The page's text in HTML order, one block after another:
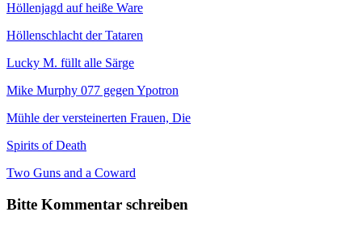
Höllenjagd auf heiße Ware
Höllenschlacht der Tataren
Lucky M. füllt alle Särge
Mike Murphy 077 gegen Ypotron
Mühle der versteinerten Frauen, Die
Spirits of Death
Two Guns and a Coward
Bitte Kommentar schreiben